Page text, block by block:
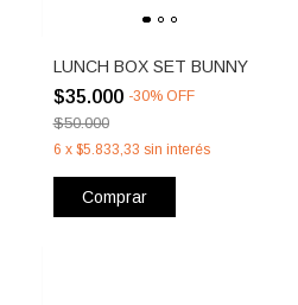
LUNCH BOX SET BUNNY
$35.000 -30% OFF
$50.000
6 x $5.833,33 sin interés
Comprar